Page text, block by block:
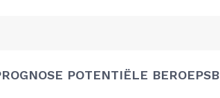
POTENTIËLE